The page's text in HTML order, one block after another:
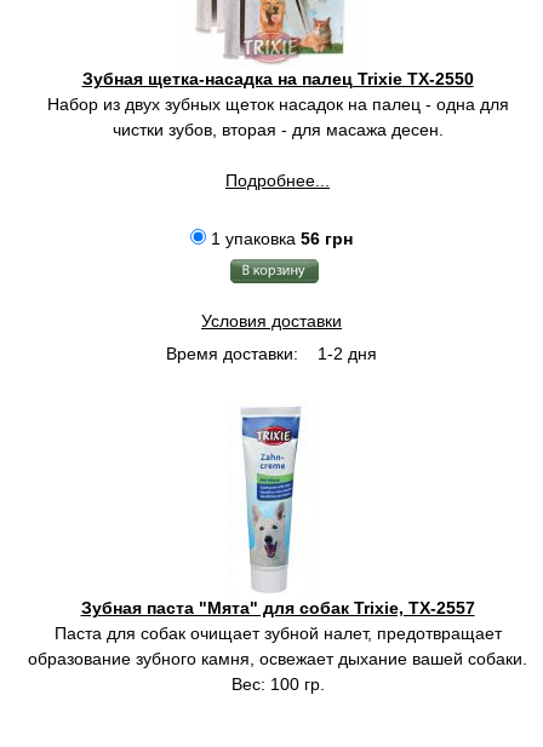
Зубная щетка-насадка на палец Trixie TX-2550
Набор из двух зубных щеток насадок на палец - одна для
чистки зубов, вторая - для масажа десен.
Подробнее...
1 упаковка 56 грн
Условия доставки
Время доставки:
1-2 дня
Зубная паста "Мята" для собак Trixie, TX-2557
Паста для собак очищает зубной налет, предотвращает
образование зубного камня, освежает дыхание вашей собаки.
Вес: 100 гр.